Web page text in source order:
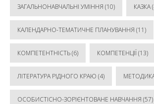
ЗАГАЛЬНОНАВЧАЛЬНІ УМІННЯ (10) КАЗКА
КАЛЕНДАРНО-ТЕМАТИЧНЕ ПЛАНУВАННЯ (11)
КОМПЕТЕНТНІСТЬ(6) КОМПЕТЕНЦІЇ (13)
ЛІТЕРАТУРА РІДНОГО КРАЮ (4)
ОСОБИСТІСНО-ЗОРІЄНТОВАНЕ НАВЧАННЯ (57)